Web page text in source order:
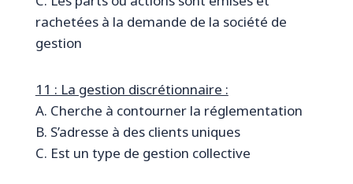
rachetées à la demande de la société de
gestion
11 : La gestion discrétionnaire :
A. Cherche à contourner la réglementation
B. S’adresse à des clients uniques
C. Est un type de gestion collective